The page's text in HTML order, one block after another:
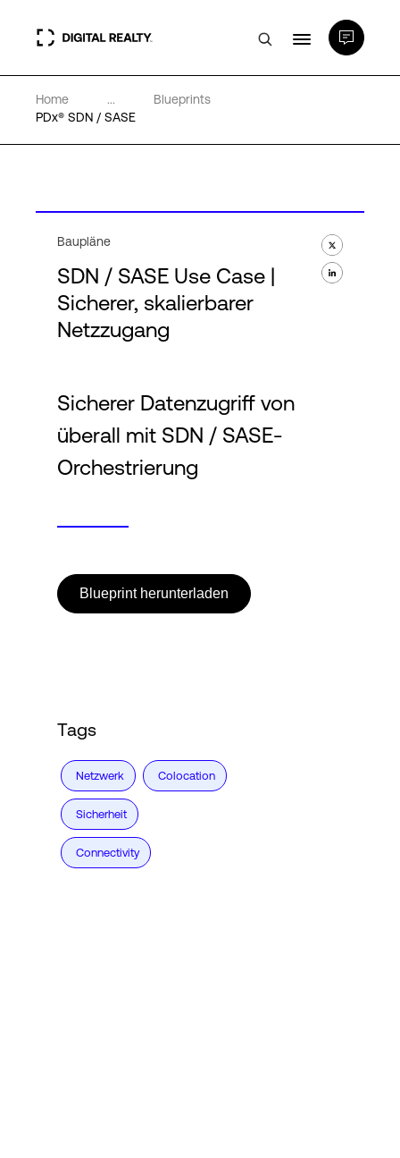
Rechenzentren
Wissenswertes
Über uns
Language
Login
Home ...
Blueprints
PDx® SDN / SASE
Baupläne
SDN / SASE Use Case |
Sicherer, skalierbarer
Netzzugang
Sicherer Datenzugriff von
überall mit SDN / SASE-
Orchestrierung
Blueprint herunterladen
Tags
Netzwerk Colocation
Sicherheit
Connectivity